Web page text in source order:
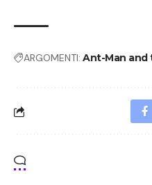
ARGOMENTI: Ant-Man and